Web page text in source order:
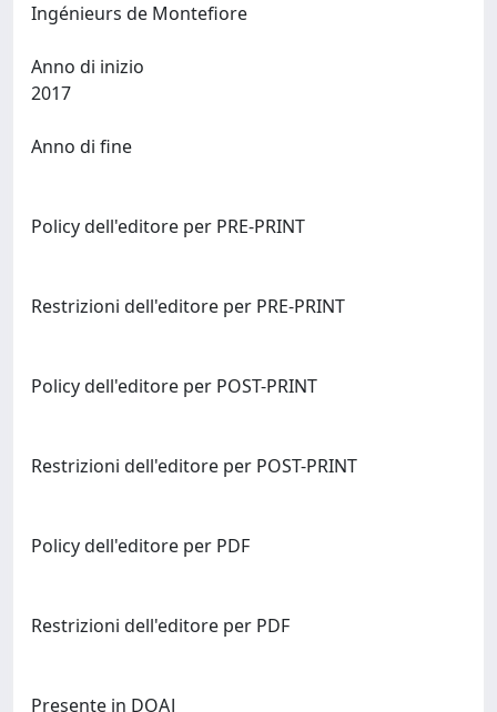
Anno di inizio
Anno di fine
Policy dell'editore per PRE-PRINT
Restrizioni dell'editore per PRE-PRINT
Policy dell'editore per POST-PRINT
Restrizioni dell'editore per POST-PRINT
Policy dell'editore per PDF
Restrizioni dell'editore per PDF
Presente in DOAJ